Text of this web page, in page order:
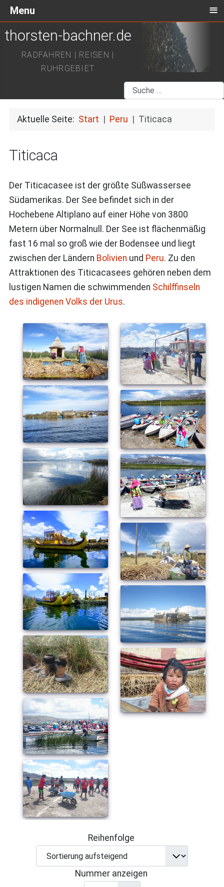
thorsten-bachner.de
RADFAHREN | REISEN |
RUHRGEBIET
Suchen
Aktuelle Seite: Start Peru Titicaca
Titicaca
Der Titicacasee ist der größte Süßwassersee
Südamerikas. Der See befindet sich in der
Hochebene Altiplano auf einer Höhe von 3800
Metern über Normalnull. Der See ist flächenmäßig
fast 16 mal so groß wie der Bodensee und liegt
zwischen der Ländern Bolivien und Peru. Zu den
Attraktionen des Titicacasees gehören neben dem
lustigen Namen die schwimmenden Schilffinseln
des indigenen Volks der Urus.
Reihenfolge
Nummer anzeigen
Menu ≡